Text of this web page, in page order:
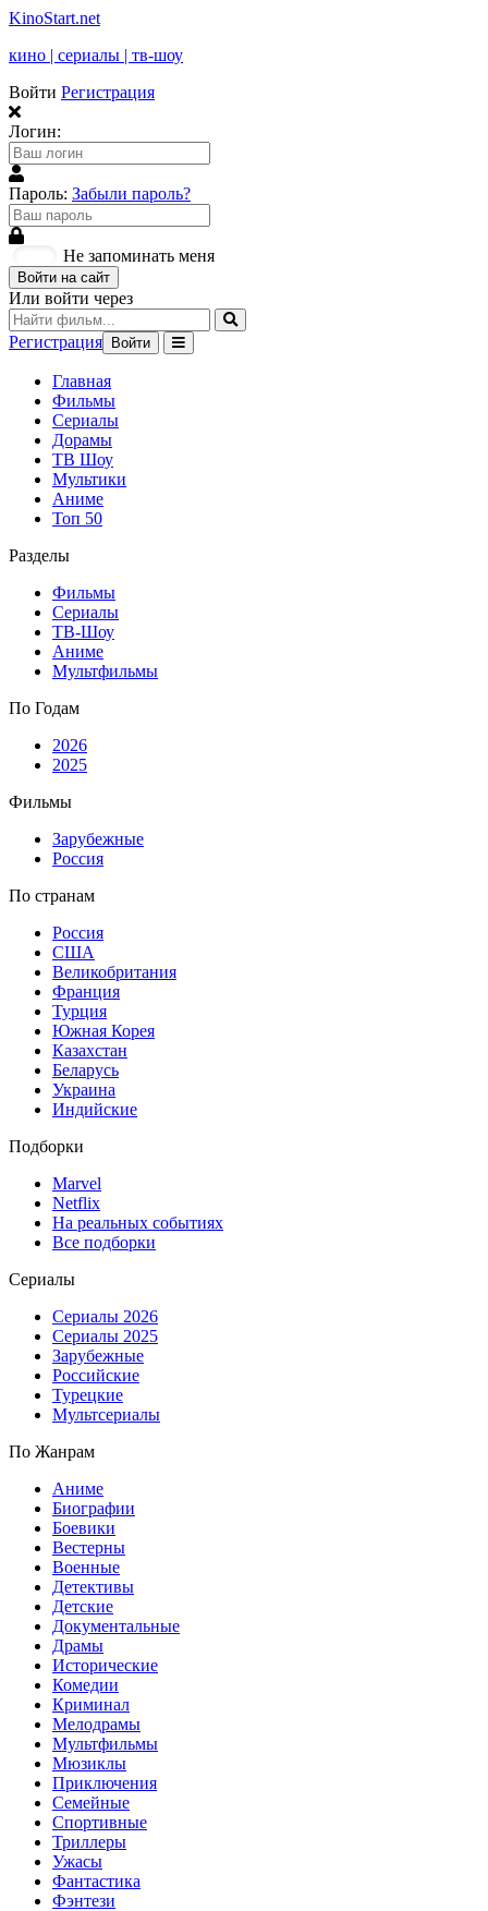
KinoStart.net
кино | сериалы | тв-шоу
Войти Регистрация
Логин:
Пароль: Забыли пароль?
Не запоминать меня
Войти на сайт
Или войти через
Регистрация Войти
Главная
Фильмы
Сериалы
Дорамы
ТВ Шоу
Мультики
Аниме
Топ 50
Разделы
Фильмы
Сериалы
ТВ-Шоу
Аниме
Мультфильмы
По Годам
2026
2025
Фильмы
Зарубежные
Россия
По странам
Россия
США
Великобритания
Франция
Турция
Южная Корея
Казахстан
Беларусь
Украина
Индийские
Подборки
Marvel
Netflix
На реальных событиях
Все подборки
Сериалы
Сериалы 2026
Сериалы 2025
Зарубежные
Российские
Турецкие
Мультсериалы
По Жанрам
Аниме
Биографии
Боевики
Вестерны
Военные
Детективы
Детские
Документальные
Драмы
Исторические
Комедии
Криминал
Мелодрамы
Мультфильмы
Мюзиклы
Приключения
Семейные
Спортивные
Триллеры
Ужасы
Фантастика
Фэнтези